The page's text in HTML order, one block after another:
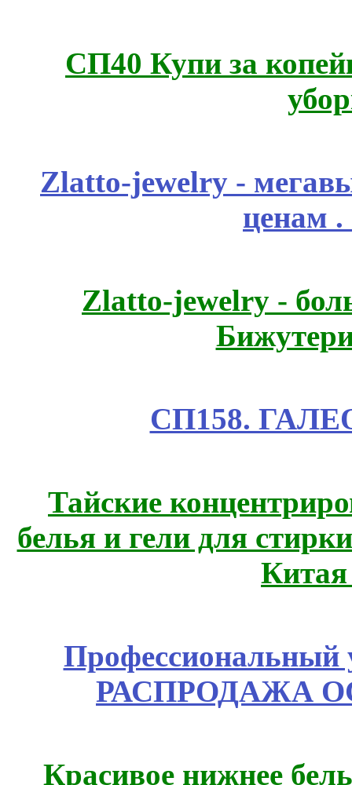
СП40 Купи за
Zlatto-jewelry -
ценам
Zlatto-jewelry -
СП158.
Тайские
белья и гели для
Профессиональный
РАСПРОДАЖА
Красивое нижнее